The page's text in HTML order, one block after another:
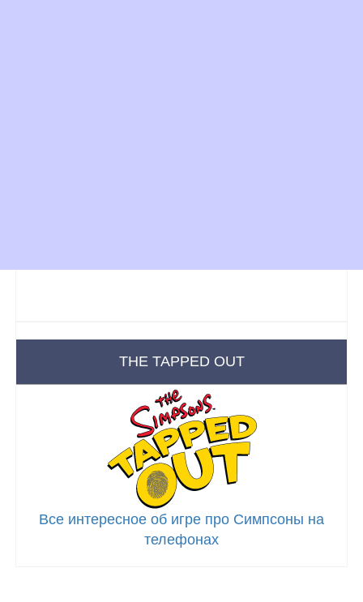
THE TAPPED OUT
Все интересное об игре про Симпсоны на
телефонах